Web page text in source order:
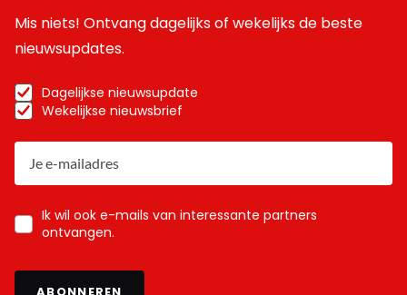
Mis niets! Ontvang dagelijks of wekelijks de beste
nieuwsupdates.
Dagelijkse nieuwsupdate
Wekelijkse nieuwsbrief
Ik wil ook e-mails van interessante partners
ontvangen.